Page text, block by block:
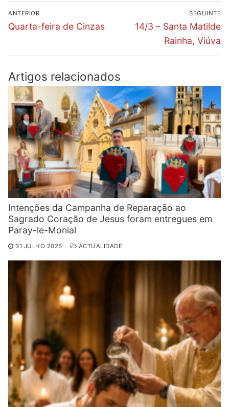
Navegação
de
ANTERIOR
Previous
Quarta-feira de Cinzas
SEGUINTE
Next
14/3 – Santa Matilde
Rainha, Viúva
Artigos relacionados
Intenções da Campanha de Reparação ao
Sagrado Coração de Jesus foram entregues em
Paray-le-Monial
31 JULHO 2026 ACTUALIDADE